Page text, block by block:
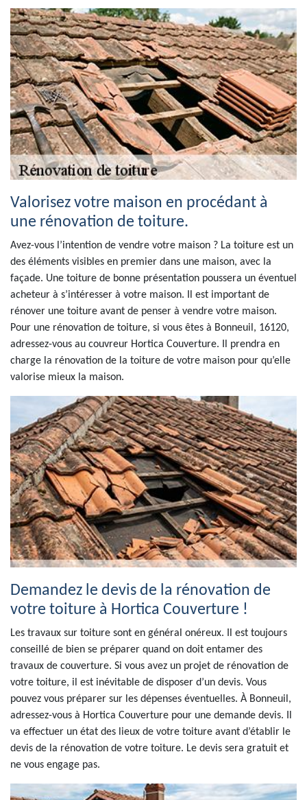
Valorisez votre maison en procédant à
une rénovation de toiture.
Avez-vous l’intention de vendre votre maison ? La toiture est un
des éléments visibles en premier dans une maison, avec la
façade. Une toiture de bonne présentation poussera un éventuel
acheteur à s’intéresser à votre maison. Il est important de
rénover une toiture avant de penser à vendre votre maison.
Pour une rénovation de toiture, si vous êtes à Bonneuil, 16120,
adressez-vous au couvreur Hortica Couverture. Il prendra en
charge la rénovation de la toiture de votre maison pour qu’elle
valorise mieux la maison.
Demandez le devis de la rénovation de
votre toiture à Hortica Couverture !
Les travaux sur toiture sont en général onéreux. Il est toujours
conseillé de bien se préparer quand on doit entamer des
travaux de couverture. Si vous avez un projet de rénovation de
votre toiture, il est inévitable de disposer d’un devis. Vous
pouvez vous préparer sur les dépenses éventuelles. À Bonneuil,
adressez-vous à Hortica Couverture pour une demande devis. Il
va effectuer un état des lieux de votre toiture avant d’établir le
devis de la rénovation de votre toiture. Le devis sera gratuit et
ne vous engage pas.